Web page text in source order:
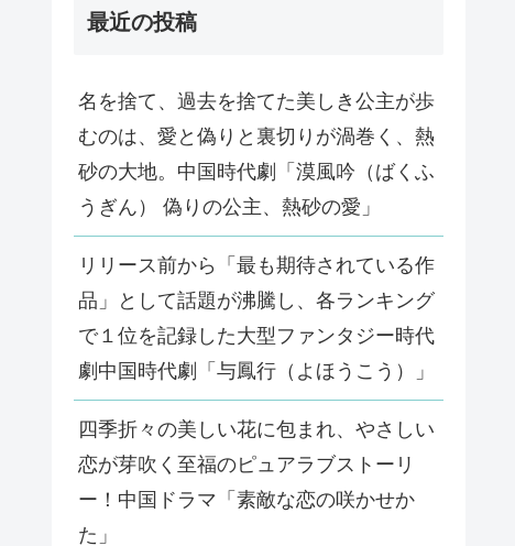
最近の投稿
名を捨て、過去を捨てた美しき公主が歩
むのは、愛と偽りと裏切りが渦巻く、熱
砂の大地。中国時代劇「漠風吟（ばくふ
うぎん） 偽りの公主、熱砂の愛」
リリース前から「最も期待されている作
品」として話題が沸騰し、各ランキング
で１位を記録した大型ファンタジー時代
劇中国時代劇「与鳳行（よほうこう）」
四季折々の美しい花に包まれ、やさしい
恋が芽吹く至福のピュアラブストーリ
ー！中国ドラマ「素敵な恋の咲かせか
た」